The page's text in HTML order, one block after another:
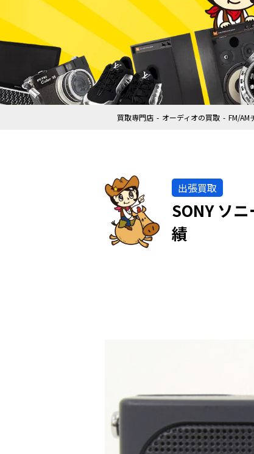
買取専門店 オーディオの買取 FM/AM
出張買取
SONY ソ
績